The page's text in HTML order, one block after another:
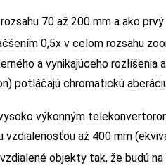
70 až 200 mm a ako
0,5x v celom rozsahu
a vynikajúceho
potláčajú chromatickú
výkonným
až 400 mm
objekty tak, že budú